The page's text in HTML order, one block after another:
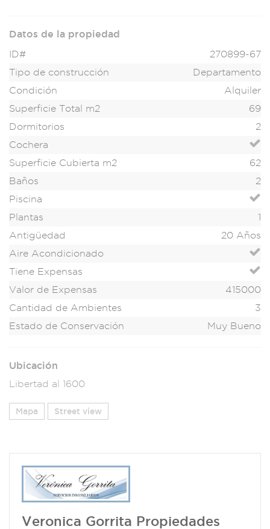
Datos de la propiedad
ID#
270899-67
Tipo de construcción
Departamento
Condición
Alquiler
Superficie Total m2
69
Dormitorios
2
Cochera
Superficie Cubierta m2
62
Baños
2
Piscina
Plantas
1
Antigüedad
20 Años
Aire Acondicionado
Tiene Expensas
Valor de Expensas
415000
Cantidad de Ambientes
3
Estado de Conservación
Muy Bueno
Ubicación
Libertad al 1600
Mapa Street view
Veronica Gorrita Propiedades